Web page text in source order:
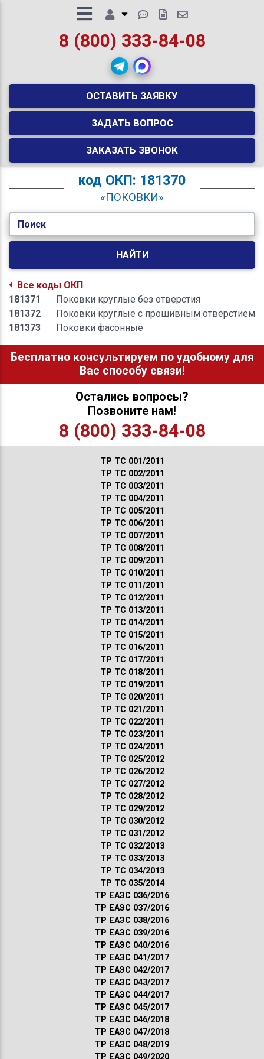
8 (800) 333-84-08
ОСТАВИТЬ ЗАЯВКУ
ЗАДАТЬ ВОПРОС
ЗАКАЗАТЬ ЗВОНОК
код ОКП: 181370
«ПОКОВКИ»
Поиск
НАЙТИ
Все коды ОКП
181371
Поковки круглые без отверстия
181372
Поковки круглые с прошивным отверстием
181373
Поковки фасонные
Бесплатно консультируем по удобному для
Вас способу связи!
Остались вопросы?
Позвоните нам!
8 (800) 333-84-08
ТР ТС 001/2011
ТР ТС 002/2011
ТР ТС 003/2011
ТР ТС 004/2011
ТР ТС 005/2011
ТР ТС 006/2011
ТР ТС 007/2011
ТР ТС 008/2011
ТР ТС 009/2011
ТР ТС 010/2011
ТР ТС 011/2011
ТР ТС 012/2011
ТР ТС 013/2011
ТР ТС 014/2011
ТР ТС 015/2011
ТР ТС 016/2011
ТР ТС 017/2011
ТР ТС 018/2011
ТР ТС 019/2011
ТР ТС 020/2011
ТР ТС 021/2011
ТР ТС 022/2011
ТР ТС 023/2011
ТР ТС 024/2011
ТР ТС 025/2012
ТР ТС 026/2012
ТР ТС 027/2012
ТР ТС 028/2012
ТР ТС 029/2012
ТР ТС 030/2012
ТР ТС 031/2012
ТР ТС 032/2013
ТР ТС 033/2013
ТР ТС 034/2013
ТР ТС 035/2014
ТР ЕАЭС 036/2016
ТР ЕАЭС 037/2016
ТР ЕАЭС 038/2016
ТР ЕАЭС 039/2016
ТР ЕАЭС 040/2016
ТР ЕАЭС 041/2017
ТР ЕАЭС 042/2017
ТР ЕАЭС 043/2017
ТР ЕАЭС 044/2017
ТР ЕАЭС 045/2017
ТР ЕАЭС 046/2018
ТР ЕАЭС 047/2018
ТР ЕАЭС 048/2019
ТР ЕАЭС 049/2020